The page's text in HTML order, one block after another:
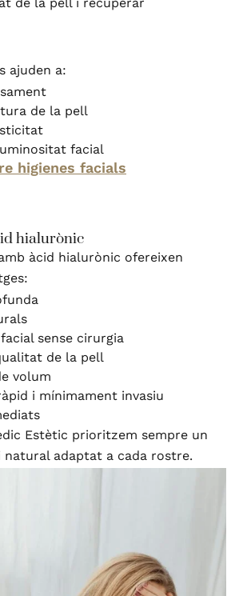
ajuden a:
de la pell
facial
higienes facials
hialurònic
àcid hialurònic ofereixen
sense cirurgia
de la pell
volum
i mínimament invasiu
Estètic prioritzem sempre un
adaptat a cada rostre.